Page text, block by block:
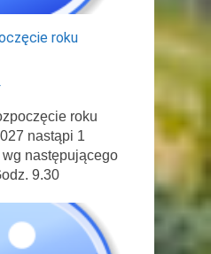
roku
roku
nastąpi 1
następującego
9.30